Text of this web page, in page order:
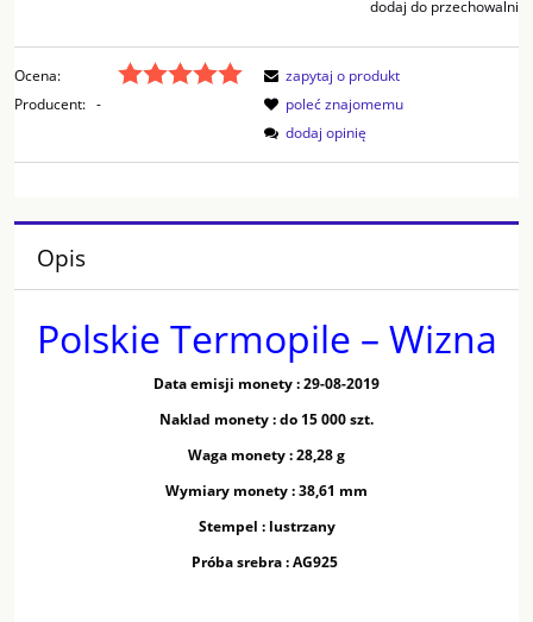
dodaj do przechowalni
Ocena:
Producent: -
zapytaj o produkt
poleć znajomemu
dodaj opinię
Opis
Polskie Termopile – Wizna
Data emisji monety : 29-08-2019
Naklad monety : do 15 000 szt.
Waga monety : 28,28 g
Wymiary monety : 38,61 mm
Stempel : lustrzany
Próba srebra : AG925